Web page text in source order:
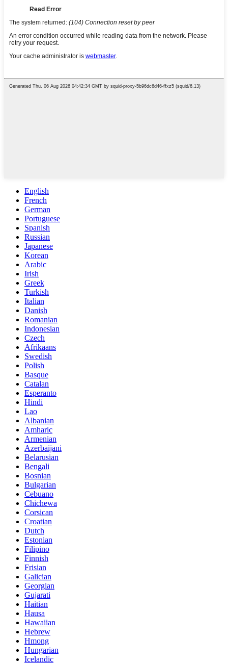
English
French
German
Portuguese
Spanish
Russian
Japanese
Korean
Arabic
Irish
Greek
Turkish
Italian
Danish
Romanian
Indonesian
Czech
Afrikaans
Swedish
Polish
Basque
Catalan
Esperanto
Hindi
Lao
Albanian
Amharic
Armenian
Azerbaijani
Belarusian
Bengali
Bosnian
Bulgarian
Cebuano
Chichewa
Corsican
Croatian
Dutch
Estonian
Filipino
Finnish
Frisian
Galician
Georgian
Gujarati
Haitian
Hausa
Hawaiian
Hebrew
Hmong
Hungarian
Icelandic